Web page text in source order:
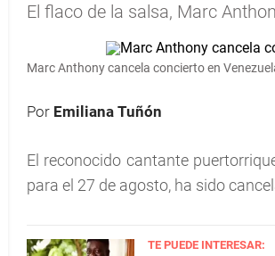
El flaco de la salsa, Marc
Marc Anthony cancela concierto en
Por Emiliana Tuñón
El reconocido cantante
para el 27 de agosto, ha sido
TE PUEDE INTERESAR: